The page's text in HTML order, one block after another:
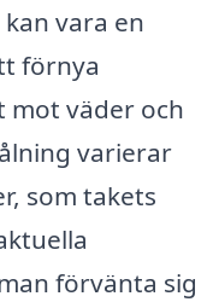
vara en
förnya
mot väder och
varierar
som takets
förvänta sig